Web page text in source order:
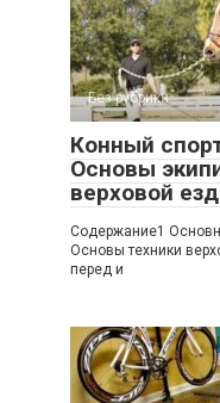
Без рубрики
Конный
Основы
верховой
Содержание1
Основы техники
перед и